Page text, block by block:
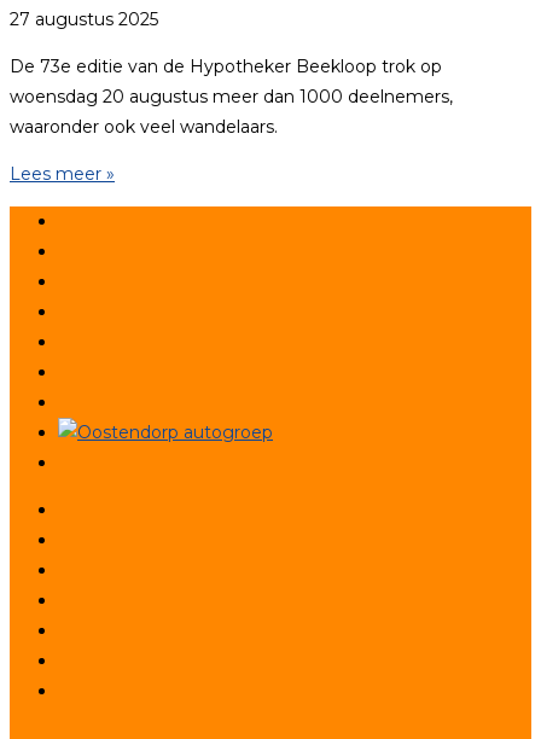
27 augustus 2025
De 73e editie van de Hypotheker Beekloop trok op
woensdag 20 augustus meer dan 1000 deelnemers,
waaronder ook veel wandelaars.
Lees meer »